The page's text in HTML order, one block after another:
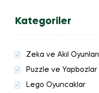
Kategoriler
Zeka ve Akıl Oyunları
Puzzle ve Yapbozlar
Lego Oyuncaklar